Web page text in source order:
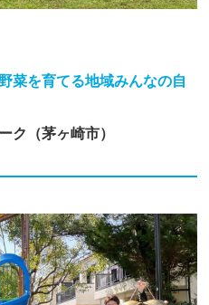
菜を育てる地域みんなの自
ク（茅ヶ崎市）